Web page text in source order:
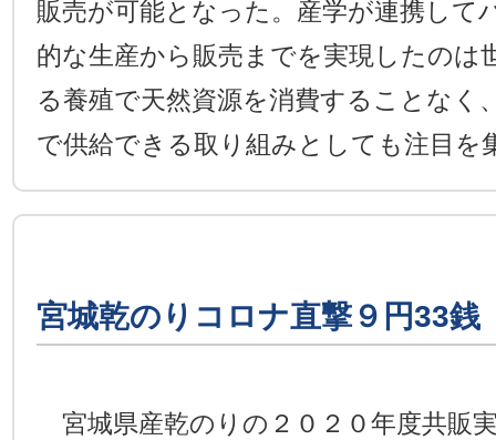
販売が可能となった。産学が連携して
的な生産から販売までを実現したのは
る養殖で天然資源を消費することなく
で供給できる取り組みとしても注目を
宮城乾のりコロナ直撃９円33銭
宮城県産乾のりの２０２０年度共販